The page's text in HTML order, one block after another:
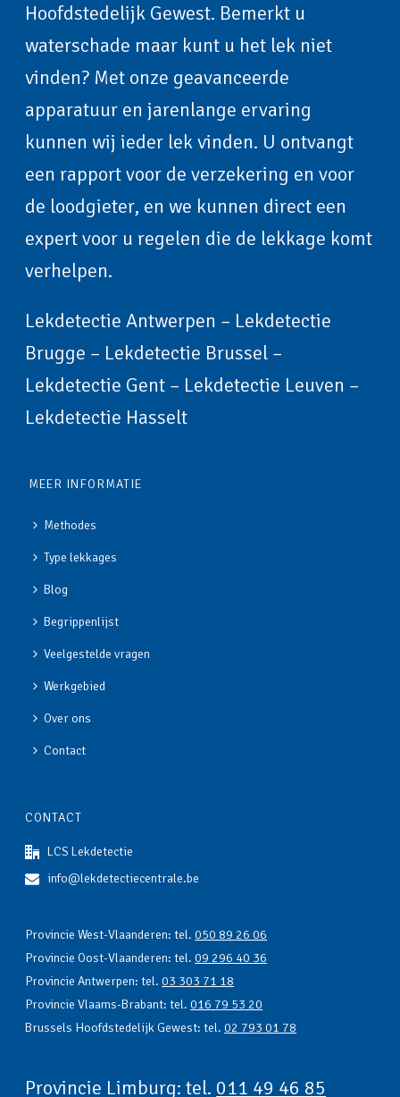
Hoofdstedelijk Gewest. Bemerkt u
waterschade maar kunt u het lek niet
vinden? Met onze geavanceerde
apparatuur en jarenlange ervaring
kunnen wij ieder lek vinden. U ontvangt
een rapport voor de verzekering en voor
de loodgieter, en we kunnen direct een
expert voor u regelen die de lekkage komt
verhelpen.
Lekdetectie Antwerpen – Lekdetectie
Brugge – Lekdetectie Brussel –
Lekdetectie Gent – Lekdetectie Leuven –
Lekdetectie Hasselt
MEER INFORMATIE
Methodes
Type lekkages
Blog
Begrippenlijst
Veelgestelde vragen
Werkgebied
Over ons
Contact
CONTACT
LCS Lekdetectie
info@lekdetectiecentrale.be
Provincie West-Vlaanderen: tel.050 89 26 06
Provincie Oost-Vlaanderen: tel.09 296 40 36
Provincie Antwerpen: tel.03 303 71 18
Provincie Vlaams-Brabant: tel.016 79 53 20
Brussels Hoofdstedelijk Gewest: tel.02 793 01 78
Provincie Limburg: tel. 011 49 46 85